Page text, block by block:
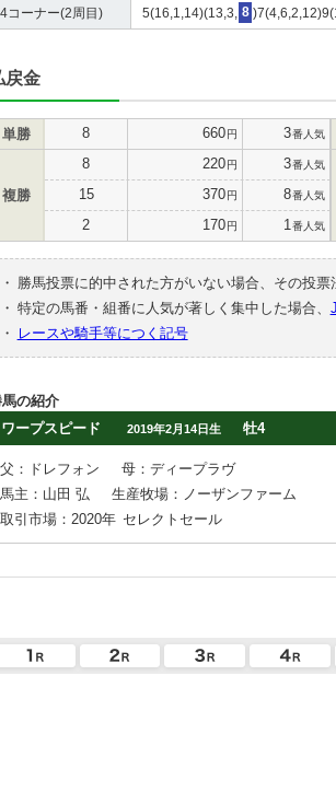
4コーナー(2周目) 5(16,1,14)(13,3, 8
戻金
単勝 8 660円 3番人気
複勝
8 220円 3番人気
15 370円 8番人気
2 170円 1 番人気
・
勝馬投票に的中された方がいない場合、その投
・ 特定の馬番・組番に人気が著しく集中した場合、
・
レースや騎手等につく記号
馬の紹介
ワープスピード
2019年2月14日生 牡4
父：ドレフォン
母：ディープラヴ
馬主：山田 弘
生産牧場：ノーザンファーム
取引市場：2020年 セレクトセール